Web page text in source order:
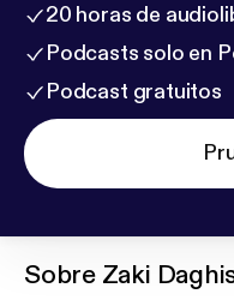
20 horas de
Podcasts solo en
Podcast gratuitos
Sobre Zaki